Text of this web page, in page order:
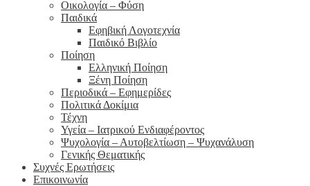
Οικολογία – Φύση
Παιδικά
Εφηβική Λογοτεχνία
Παιδικό Βιβλίο
Ποίηση
Ελληνική Ποίηση
Ξένη Ποίηση
Περιοδικά – Εφημερίδες
Πολιτικά Δοκίμια
Τέχνη
Υγεία – Ιατρικού Ενδιαφέροντος
Ψυχολογία – Αυτοβελτίωση – Ψυχανάλυση
Γενικής Θεματικής
Συχνές Ερωτήσεις
Επικοινωνία